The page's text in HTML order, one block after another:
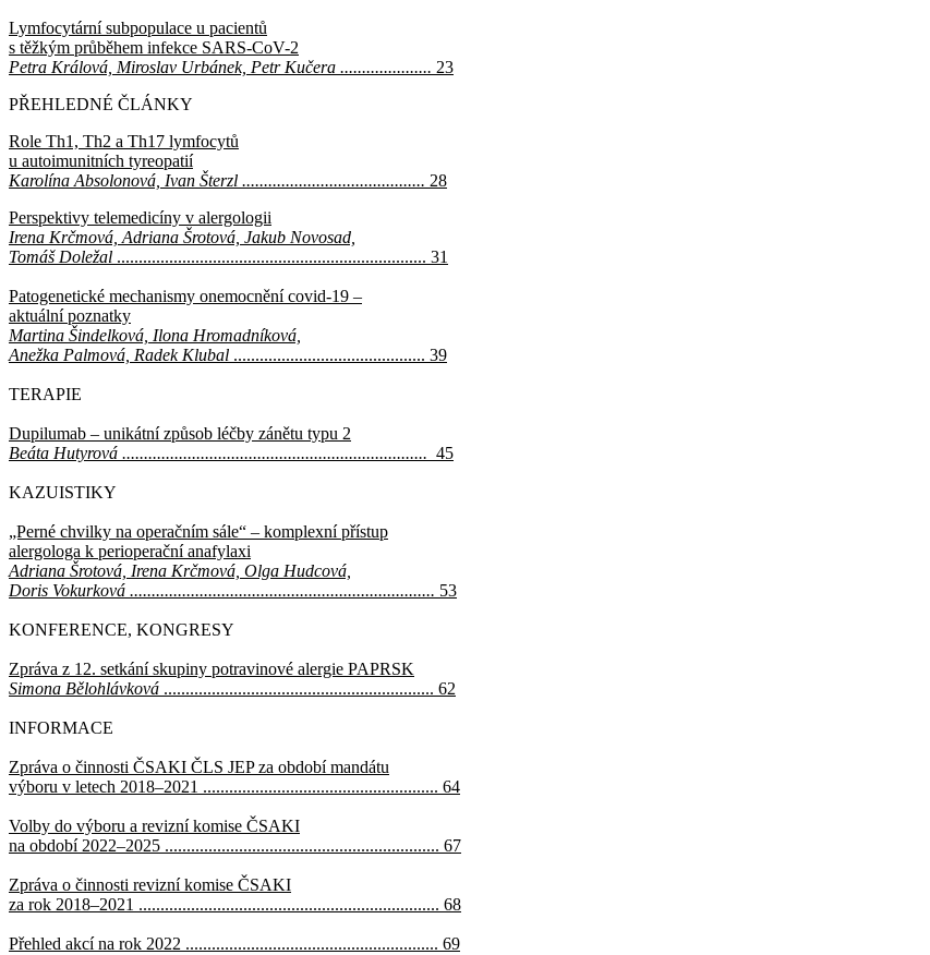
Lymfocytární subpopulace u pacientů
s těžkým průběhem infekce SARS-CoV-2
Petra Králová, Miroslav Urbánek, Petr Kučera ..................... 23
PŘEHLEDNÉ ČLÁNKY
Role Th1, Th2 a Th17 lymfocytů
u autoimunitních tyreopatií
Karolína Absolonová, Ivan Šterzl .......................................... 28
Perspektivy telemedicíny v alergologii
Irena Krčmová, Adriana Šrotová, Jakub Novosad,
Tomáš Doležal ....................................................................... 31
Patogenetické mechanismy onemocnění covid-19 –
aktuální poznatky
Martina Šindelková, Ilona Hromadníková,
Anežka Palmová, Radek Klubal ............................................ 39
TERAPIE
Dupilumab – unikátní způsob léčby zánětu typu 2
Beáta Hutyrová ...................................................................... 45
KAZUISTIKY
„Perné chvilky na operačním sále“ – komplexní přístup
alergologa k perioperační anafylaxi
Adriana Šrotová, Irena Krčmová, Olga Hudcová,
Doris Vokurková ...................................................................... 53
KONFERENCE, KONGRESY
Zpráva z 12. setkání skupiny potravinové alergie PAPRSK
Simona Bělohlávková .............................................................. 62
INFORMACE
Zpráva o činnosti ČSAKI ČLS JEP za období mandátu
výboru v letech 2018–2021 ...................................................... 64
Volby do výboru a revizní komise ČSAKI
na období 2022–2025 ............................................................... 67
Zpráva o činnosti revizní komise ČSAKI
za rok 2018–2021 ..................................................................... 68
Přehled akcí na rok 2022 .......................................................... 69